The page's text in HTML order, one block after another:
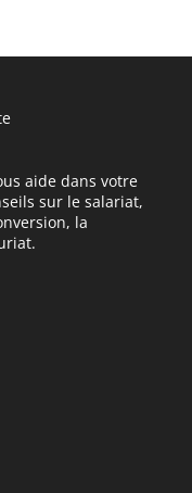
aide dans votre
sur le salariat,
la